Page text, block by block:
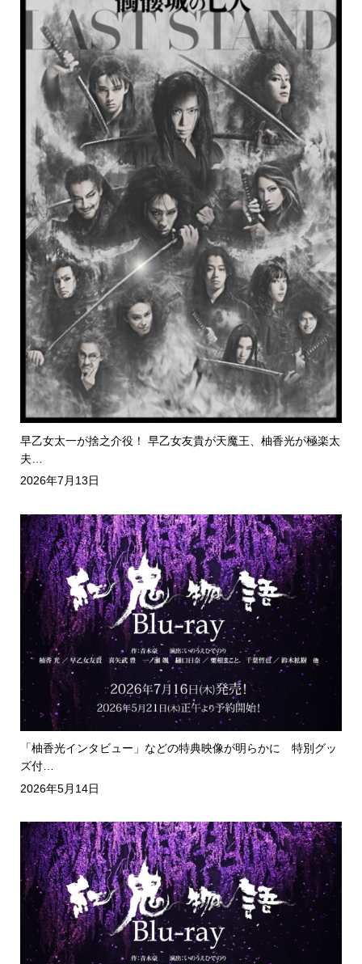
早乙女太一が捨之介役！ 早乙女友貴が天魔王、柚香光が極楽太
夫…
2026年7月13日
「柚香光インタビュー」などの特典映像が明らかに 特別グッ
ズ付…
2026年5月14日